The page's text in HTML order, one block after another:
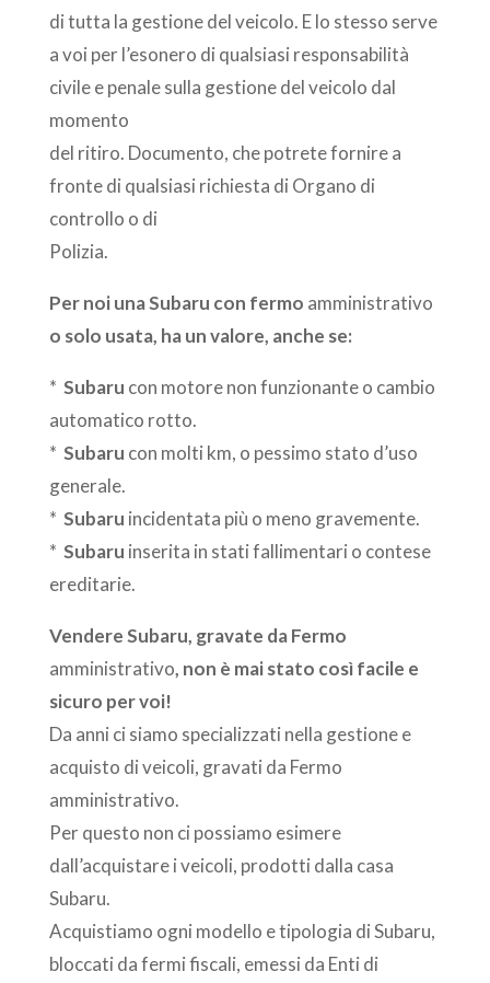
di tutta la gestione del veicolo. E lo stesso serve
a voi per l’esonero di qualsiasi responsabilità
civile e penale sulla gestione del veicolo dal
momento
del ritiro. Documento, che potrete fornire a
fronte di qualsiasi richiesta di Organo di
controllo o di
Polizia.
Per noi una Subaru con fermo amministrativo
o solo usata, ha un valore, anche se:
* Subaru con motore non funzionante o cambio
automatico rotto.
* Subaru con molti km, o pessimo stato d’uso
generale.
* Subaru incidentata più o meno gravemente.
* Subaru inserita in stati fallimentari o contese
ereditarie.
VendereSubaru, gravate da Fermo
amministrativo, non è mai stato così facile e
sicuro per voi!
Da anni ci siamo specializzati nella gestione e
acquisto di veicoli, gravati da Fermo
amministrativo.
Per questo non ci possiamo esimere
dall’acquistare i veicoli, prodotti dalla casa
Subaru.
Acquistiamo ogni modello e tipologia di Subaru,
bloccati da fermi fiscali, emessi da Enti di